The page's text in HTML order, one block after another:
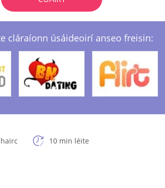
cláraíonn úsáideoirí anseo freisin:
10 min léite